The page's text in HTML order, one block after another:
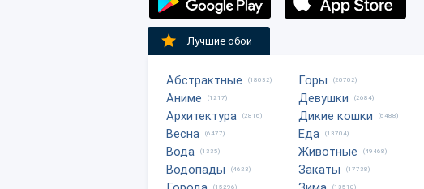
Лучшие обои
Абстрактные (18032)
Аниме (1217)
Архитектура (2816)
Весна (6477)
Вода (1335)
Водопады (4623)
(15296)
Горы (20702)
Девушки (2684)
Дикие кошки (6488)
Еда (13704)
Животные (49468)
Закаты (17738)
(13510)